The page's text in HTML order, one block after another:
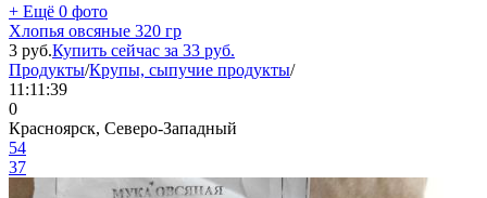
+ Ещё 0 фото
Хлопья овсяные 320 гр
3 руб.Купить сейчас за 33 руб.
Продукты/Крупы, сыпучие продукты/
11:11:39
0
Красноярск, Северо-Западный
54
37